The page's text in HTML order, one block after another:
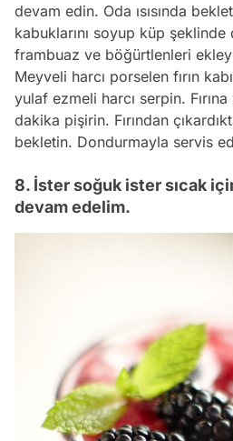
devam edin. Oda ısısında
kabuklarını soyup küp şeklinde
frambuaz ve böğürtlenleri
Meyveli harcı porselen fırın
yulaf ezmeli harcı serpin.
dakika pişirin. Fırından
bekletin. Dondurmayla servis
8. İster soğuk ister sıcak
devam edelim.